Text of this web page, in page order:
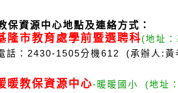
保資源中心地點及連絡方式：
隆市教育處學前暨選聘科(地址
話： 2430-1505分機612 (承辦人 :黃
暖教保資源中心-暖暖國小 (地址